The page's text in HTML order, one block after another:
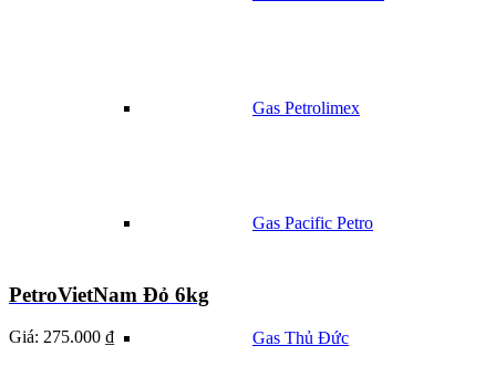
Gas Petrolimex
Gas Pacific Petro
Gas Thủ Đức
PetroVietNam Đỏ 6kg
Giá: 275.000 ₫